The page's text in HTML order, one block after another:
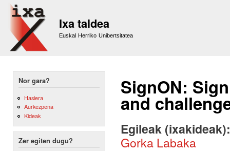
Ixa taldea
Euskal Herriko Unibertsitatea
Nor gara?
Hasiera
Aurkezpena
Kideak
Zer egiten dugu?
SignON:
and
Egileak
Gorka Labaka